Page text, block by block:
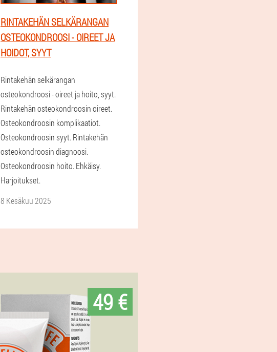
RINTAKEHÄN SELKÄRANGAN
OSTEOKONDROOSI - OIREET JA
HOIDOT, SYYT
Rintakehän selkärangan
osteokondroosi - oireet ja hoito, syyt.
Rintakehän osteokondroosin oireet.
Osteokondroosin komplikaatiot.
Osteokondroosin syyt. Rintakehän
osteokondroosin diagnoosi.
Osteokondroosin hoito. Ehkäisy.
Harjoitukset.
8 Kesäkuu 2025
49 €